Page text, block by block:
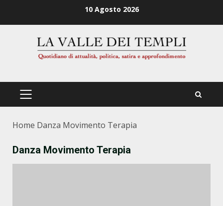
10 Agosto 2026
PRIMÄRES
Home Danza Movimento Terapia
Danza Movimento Terapia